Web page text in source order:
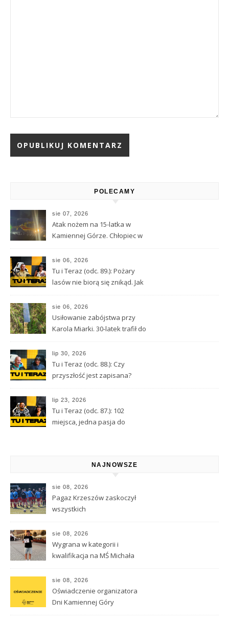
POLECAMY
sie 07, 2026
Atak nożem na 15-latka w
Kamiennej Górze. Chłopiec w
przetransportowany
śmigłowcem LPR
sie 06, 2026
Tu i Teraz (odc. 89.): Pożary
lasów nie biorą się znikąd. Jak
sie 06, 2026
Usiłowanie zabójstwa przy
Karola Miarki. 30-latek trafił do
lip 30, 2026
Tu i Teraz (odc. 88.): Czy
przyszłość jest zapisana?
astrologii i przeznaczeniu
lip 23, 2026
Tu i Teraz (odc. 87.): 102
miejsca, jedna pasja do
NAJNOWSZE
sie 08, 2026
Pagaz Krzeszów zaskoczył
wszystkich
sie 08, 2026
Wygrana w kategorii i
kwalifikacja na MŚ Michała
sie 08, 2026
Oświadczenie organizatora
Dni Kamiennej Góry